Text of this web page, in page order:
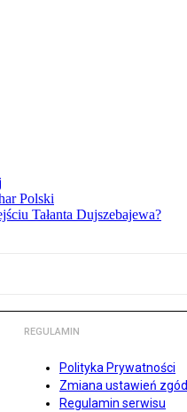
Polski
Tałanta Dujszebajewa?
REGULAMIN
Polityka Prywatności
Zmiana ustawień zgód
Regulamin serwisu